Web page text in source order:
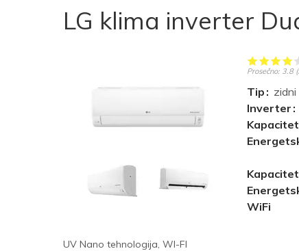
LG klima inverter
Prosečno: 3.8 (
Tip
zidni
Inverter
WiFi
UV Nano tehnologija, WI-FI